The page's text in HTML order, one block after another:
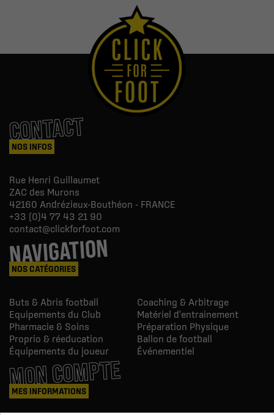
CONTACT
NOS INFOS
Rue Henri Guillaumet
ZAC des Murons
42160 Andrézieux-Bouthéon - FRANCE
+33 (0)4 77 43 21 90
contact@clickforfoot.com
NAVIGATION
NOS CATÉGORIES
Buts & Abris football
Coaching & Arbitrage
Equipements du Club
Matériel d'entrainement
Pharmacie & Soins
Préparation Physique
Proprio & réeducation
Ballon de football
Équipements du joueur
Événementiel
MON COMPTE
MES INFORMATIONS